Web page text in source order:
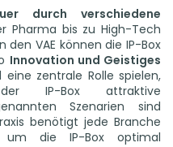
durch verschiedene
Pharma bis zu High-Tech
VAE können die IP-Box
Innovation und Geistiges
zentrale Rolle spielen,
IP-Box attraktive
Szenarien sind
benötigt jede Branche
um die IP-Box optimal